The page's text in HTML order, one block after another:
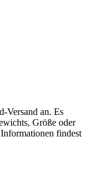
Versand an. Es
Größe oder
findest